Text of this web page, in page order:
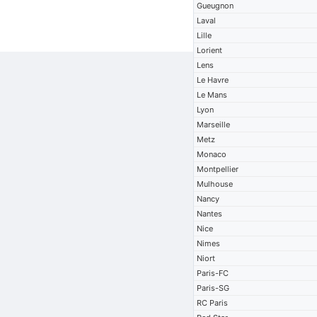
Gueugnon
Laval
Lille
Lorient
Lens
Le Havre
Le Mans
Lyon
Marseille
Metz
Monaco
Montpellier
Mulhouse
Nancy
Nantes
Nice
Nimes
Niort
Paris-FC
Paris-SG
RC Paris